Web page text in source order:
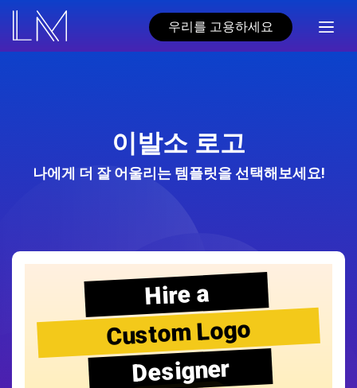
우리를 고용하세요
이발소 로고
나에게 더 잘 어울리는 템플릿을 선택해보세요!
Hire a
Custom Logo
Designer